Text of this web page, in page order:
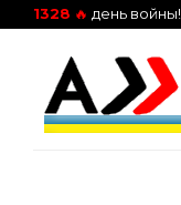
1328 🔥 день войны!